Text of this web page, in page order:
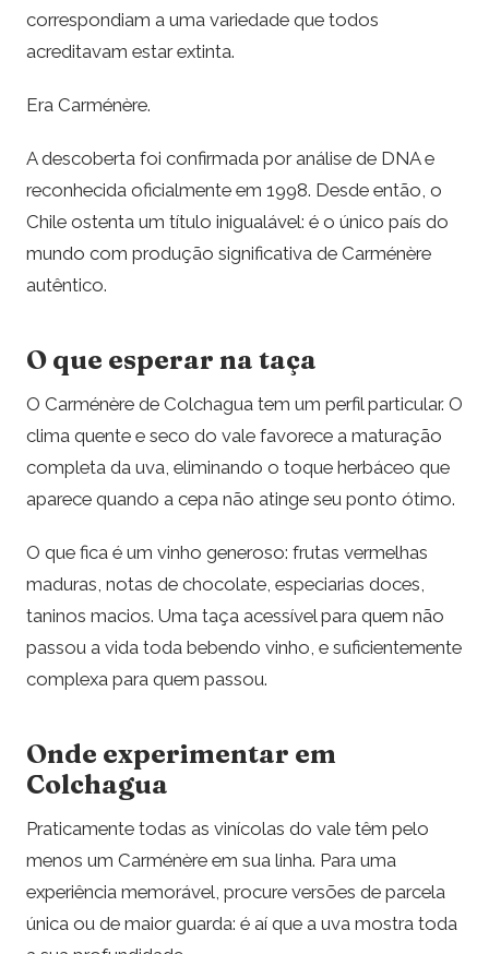
correspondiam a uma variedade que todos
acreditavam estar extinta.
Era Carménère.
A descoberta foi confirmada por análise de DNA e
reconhecida oficialmente em 1998. Desde então, o
Chile ostenta um título inigualável: é o único país do
mundo com produção significativa de Carménère
autêntico.
O que esperar na taça
O Carménère de Colchagua tem um perfil particular. O
clima quente e seco do vale favorece a maturação
completa da uva, eliminando o toque herbáceo que
aparece quando a cepa não atinge seu ponto ótimo.
O que fica é um vinho generoso: frutas vermelhas
maduras, notas de chocolate, especiarias doces,
taninos macios. Uma taça acessível para quem não
passou a vida toda bebendo vinho, e suficientemente
complexa para quem passou.
Onde experimentar em
Colchagua
Praticamente todas as vinícolas do vale têm pelo
menos um Carménère em sua linha. Para uma
experiência memorável, procure versões de parcela
única ou de maior guarda: é aí que a uva mostra toda